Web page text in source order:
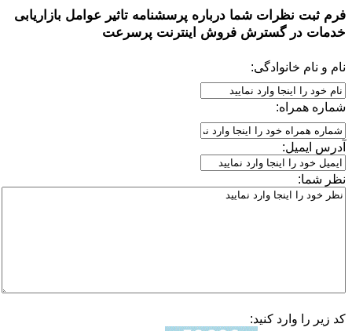
فرم ثبت نظرات شما درباره پرسشنامه تاثیر عوامل بازاریابی
خدمات در گسترش فروش اینترنت پرسرعت
نام و نام خانوادگی:
شماره همراه:
آدرس ایمیل:
نظر شما:
کد زیر را وارد کنید: